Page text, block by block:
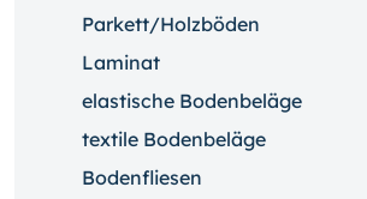
Parkett/Holzböden
Laminat
elastische Bodenbeläge
textile Bodenbeläge
Bodenfliesen